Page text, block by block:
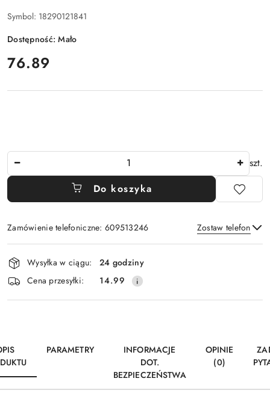
Symbol: 18290121841
Dostępność:Mało
cena:
76.89
szt.
Do koszyka
Zamówienie telefoniczne: 609513246 Zostaw telefon
Wyślij
Dostępność
i
dostawa
Wysyłka w ciągu:
24 godziny
Cena przesyłki:
14.99
PARAMETRY
INFORMACJE
DOT.
BEZPIECZEŃSTWA
OPINIE
(0)